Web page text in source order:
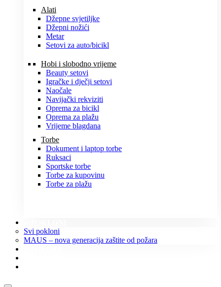
Alati
Džepne svjetiljke
Džepni nožići
Metar
Setovi za auto/bicikl
Hobi i slobodno vrijeme
Beauty setovi
Igračke i dječji setovi
Naočale
Navijački rekviziti
Oprema za bicikl
Oprema za plažu
Vrijeme blagdana
Torbe
Dokument i laptop torbe
Ruksaci
Sportske torbe
Torbe za kupovinu
Torbe za plažu
Svi pokloni
MAUS – nova generacija zaštite od požara